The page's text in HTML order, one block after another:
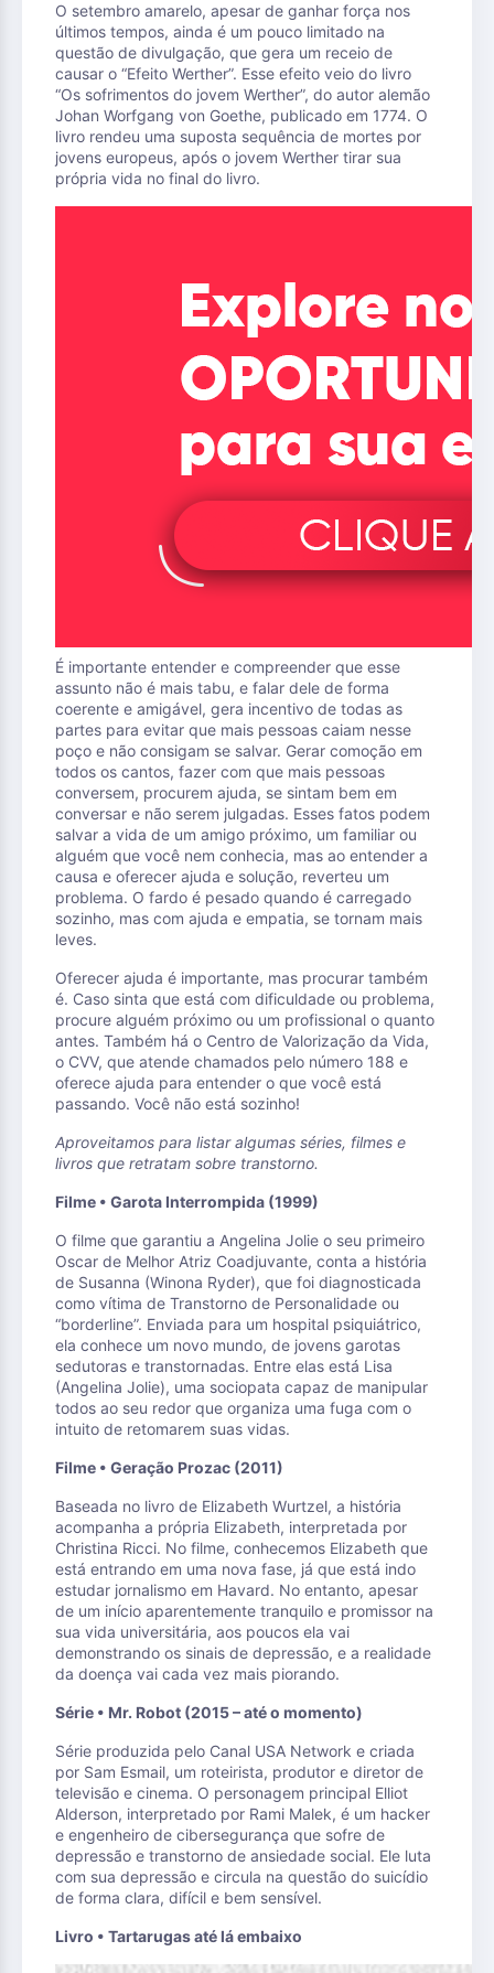
O setembro amarelo, apesar de ganhar força nos
últimos tempos, ainda é um pouco limitado na
questão de divulgação, que gera um receio de
causar o “Efeito Werther”. Esse efeito veio do livro
“Os sofrimentos do jovem Werther”, do autor alemão
Johan Worfgang von Goethe, publicado em 1774. O
livro rendeu uma suposta sequência de mortes por
jovens europeus, após o jovem Werther tirar sua
própria vida no final do livro.
É importante entender e compreender que esse
assunto não é mais tabu, e falar dele de forma
coerente e amigável, gera incentivo de todas as
partes para evitar que mais pessoas caiam nesse
poço e não consigam se salvar. Gerar comoção em
todos os cantos, fazer com que mais pessoas
conversem, procurem ajuda, se sintam bem em
conversar e não serem julgadas. Esses fatos podem
salvar a vida de um amigo próximo, um familiar ou
alguém que você nem conhecia, mas ao entender a
causa e oferecer ajuda e solução, reverteu um
problema. O fardo é pesado quando é carregado
sozinho, mas com ajuda e empatia, se tornam mais
leves.
Oferecer ajuda é importante, mas procurar também
é. Caso sinta que está com dificuldade ou problema,
procure alguém próximo ou um profissional o quanto
antes. Também há o Centro de Valorização da Vida,
o CVV, que atende chamados pelo número 188 e
oferece ajuda para entender o que você está
passando. Você não está sozinho!
Aproveitamos para listar algumas séries, filmes e
livros que retratam sobre transtorno.
Filme • Garota Interrompida (1999)
O filme que garantiu a Angelina Jolie o seu primeiro
Oscar de Melhor Atriz Coadjuvante, conta a história
de Susanna (Winona Ryder), que foi diagnosticada
como vítima de Transtorno de Personalidade ou
“borderline”. Enviada para um hospital psiquiátrico,
ela conhece um novo mundo, de jovens garotas
sedutoras e transtornadas. Entre elas está Lisa
(Angelina Jolie), uma sociopata capaz de manipular
todos ao seu redor que organiza uma fuga com o
intuito de retomarem suas vidas.
Filme • Geração Prozac (2011)
Baseada no livro de Elizabeth Wurtzel, a história
acompanha a própria Elizabeth, interpretada por
Christina Ricci. No filme, conhecemos Elizabeth que
está entrando em uma nova fase, já que está indo
estudar jornalismo em Havard. No entanto, apesar
de um início aparentemente tranquilo e promissor na
sua vida universitária, aos poucos ela vai
demonstrando os sinais de depressão, e a realidade
da doença vai cada vez mais piorando.
Série • Mr. Robot (2015 – até o momento)
Série produzida pelo Canal USA Network e criada
por Sam Esmail, um roteirista, produtor e diretor de
televisão e cinema. O personagem principal Elliot
Alderson, interpretado por Rami Malek, é um hacker
e engenheiro de cibersegurança que sofre de
depressão e transtorno de ansiedade social. Ele luta
com sua depressão e circula na questão do suicídio
de forma clara, difícil e bem sensível.
Livro • Tartarugas até lá embaixo